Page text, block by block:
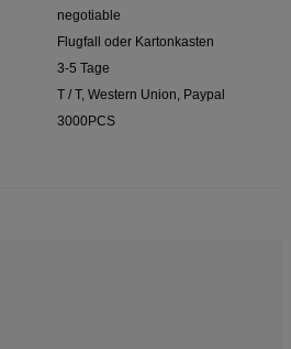
negotiable
Flugfall oder Kartonkasten
3-5 Tage
T / T, Western Union, Paypal
3000PCS